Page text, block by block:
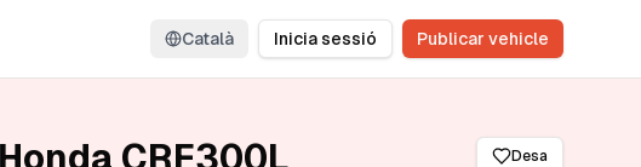
Català Inicia sessió Publicar vehicle
Honda CRF300L Desa